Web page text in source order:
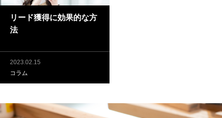
リード獲得に効果的な方
法
2023.02.15
コラム